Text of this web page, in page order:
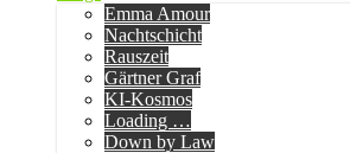
Emma Amour
Nachtschicht
Rauszeit
Gärtner Graf
KI-Kosmos
Loading …
Down by Law